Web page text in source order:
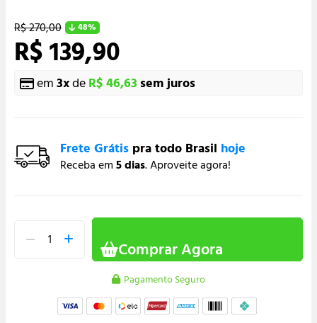
R$ 270,00 48%
R$ 139,90
em 3xde R$ 46,63 sem juros
Frete Grátis pra todo Brasil hoje
Receba em 5 dias. Aproveite agora!
Comprar Agora
Pagamento Seguro